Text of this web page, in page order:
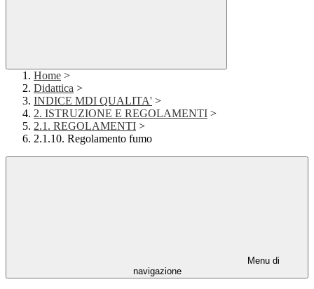
Home >
Didattica >
INDICE MDI QUALITA' >
2. ISTRUZIONE E REGOLAMENTI >
2.1. REGOLAMENTI >
2.1.10. Regolamento fumo
Menu di
navigazione